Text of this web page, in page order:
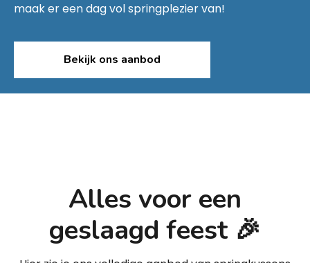
maak er een dag vol springplezier van!
Bekijk ons aanbod
Alles voor een
geslaagd feest 🎉